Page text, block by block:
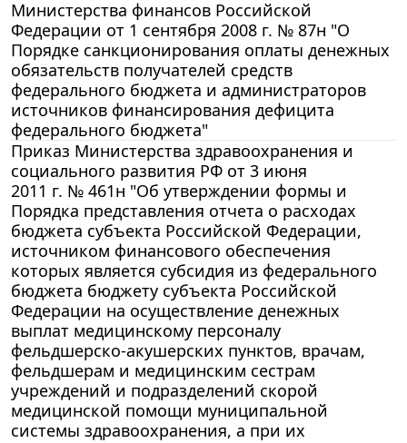
Министерства финансов Российской
Федерации от 1 сентября 2008 г. № 87н "О
Порядке санкционирования оплаты денежных
обязательств получателей средств
федерального бюджета и администраторов
источников финансирования дефицита
федерального бюджета"
Приказ Министерства здравоохранения и
социального развития РФ от 3 июня
2011 г. № 461н "Об утверждении формы и
Порядка представления отчета о расходах
бюджета субъекта Российской Федерации,
источником финансового обеспечения
которых является субсидия из федерального
бюджета бюджету субъекта Российской
Федерации на осуществление денежных
выплат медицинскому персоналу
фельдшерско-акушерских пунктов, врачам,
фельдшерам и медицинским сестрам
учреждений и подразделений скорой
медицинской помощи муниципальной
системы здравоохранения, а при их